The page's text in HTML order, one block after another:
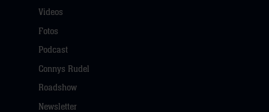
Videos
Fotos
Podcast
Connys Rudel
Roadshow
Newsletter